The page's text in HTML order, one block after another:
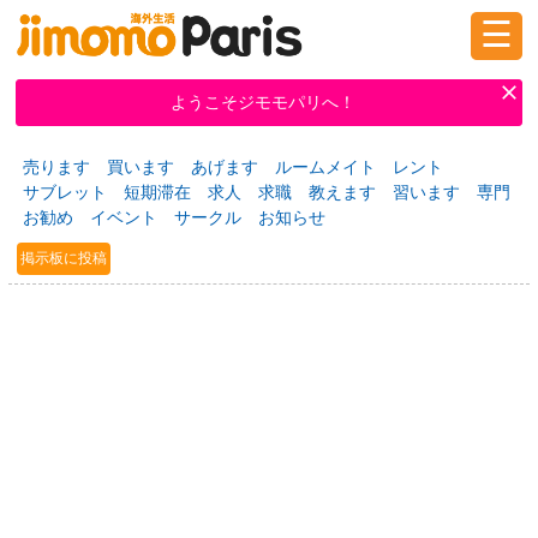
ログイン 新規登録
掲示板 タウン情報 教えて！
ニュース
☰
ようこそジモモパリへ！
売ります 買います あげます ルームメイト
レント
サブレット
短期滞在 求人 求職 教えます 習います
専門
お勧め
イベント サークル お知らせ
掲示板に投稿